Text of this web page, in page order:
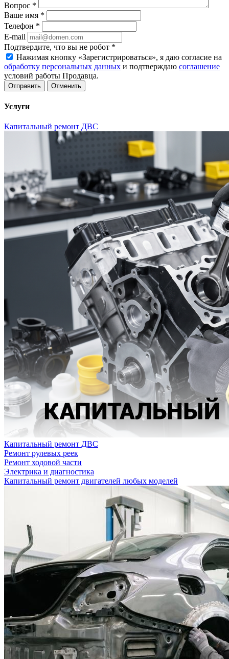
Вопрос *
Ваше имя *
Телефон *
E-mail
Подтвердите, что вы не робот *
Нажимая кнопку «Зарегистрироваться», я даю согласие на
обработку персональных данных и подтверждаю соглашение
условий работы Продавца.
Отменить
Услуги
Капитальный ремонт ДВС
Капитальный ремонт ДВС
Ремонт рулевых реек
Ремонт ходовой части
Электрика и диагностика
Капитальный ремонт двигателей любых моделей